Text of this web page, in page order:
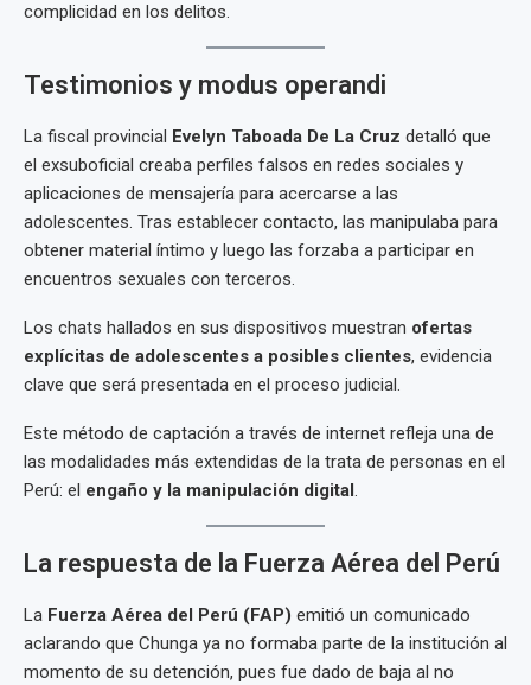
complicidad en los delitos.
Testimonios y modus operandi
La fiscal provincial Evelyn Taboada De La Cruz detalló que
el exsuboficial creaba perfiles falsos en redes sociales y
aplicaciones de mensajería para acercarse a las
adolescentes. Tras establecer contacto, las manipulaba para
obtener material íntimo y luego las forzaba a participar en
encuentros sexuales con terceros.
Los chats hallados en sus dispositivos muestran ofertas
explícitas de adolescentes a posibles clientes, evidencia
clave que será presentada en el proceso judicial.
Este método de captación a través de internet refleja una de
las modalidades más extendidas de la trata de personas en el
Perú: el engaño y la manipulación digital.
La respuesta de la Fuerza Aérea del Perú
La Fuerza Aérea del Perú (FAP) emitió un comunicado
aclarando que Chunga ya no formaba parte de la institución al
momento de su detención, pues fue dado de baja al no